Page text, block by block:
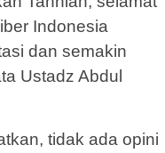
Indonesia
dan semakin
Ustadz Abdul
tidak ada opini